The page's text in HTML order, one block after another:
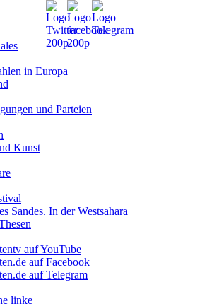
in Europa
und Parteien
Kunst
Sandes. In der Westsahara
auf YouTube
auf Facebook
auf Telegram
linke